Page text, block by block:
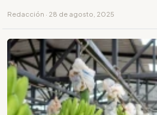
Redacción · 28 de agosto, 2025